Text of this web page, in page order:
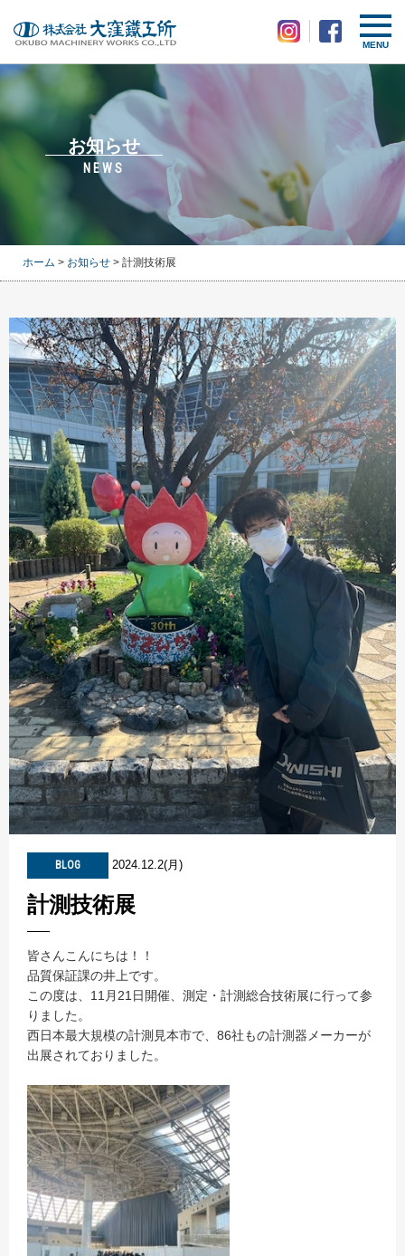
MENU
お知らせ
NEWS
ホーム > お知らせ > 計測技術展
BLOG 2024.12.2(月)
計測技術展
皆さんこんにちは！！
品質保証課の井上です。
この度は、11月21日開催、測定・計測総合技術展に行って参
りました。
西日本最大規模の計測見本市で、86社もの計測器メーカーが
出展されておりました。